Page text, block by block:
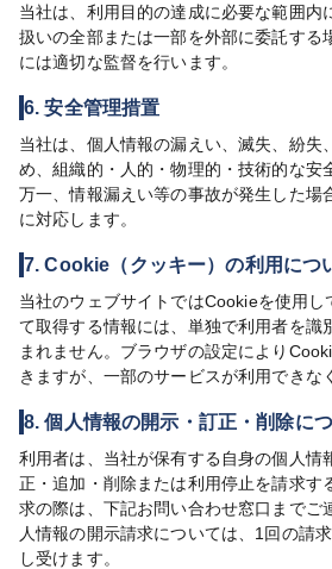
当社は、利用目的の達成に必要な範囲内
扱いの全部または一部を外部に委託する
には適切な監督を行います。
6. 安全管理措置
当社は、個人情報の漏えい、滅失、紛失
め、組織的・人的・物理的・技術的な安
万一、情報漏えい等の事故が発生した場
に対応します。
7. Cookie（クッキー）の利用につ
当社のウェブサイトではCookieを使用し
て取得する情報には、単独で利用者を識
まれません。ブラウザの設定により
きますが、一部のサービスが利用できな
8. 個人情報の開示・訂正・削除に
利用者は、当社が保有する自身の個人情
正・追加・削除または利用停止を請求す
求の際は、下記お問い合わせ窓口までご
人情報の開示請求については、1回の請
し受けます。